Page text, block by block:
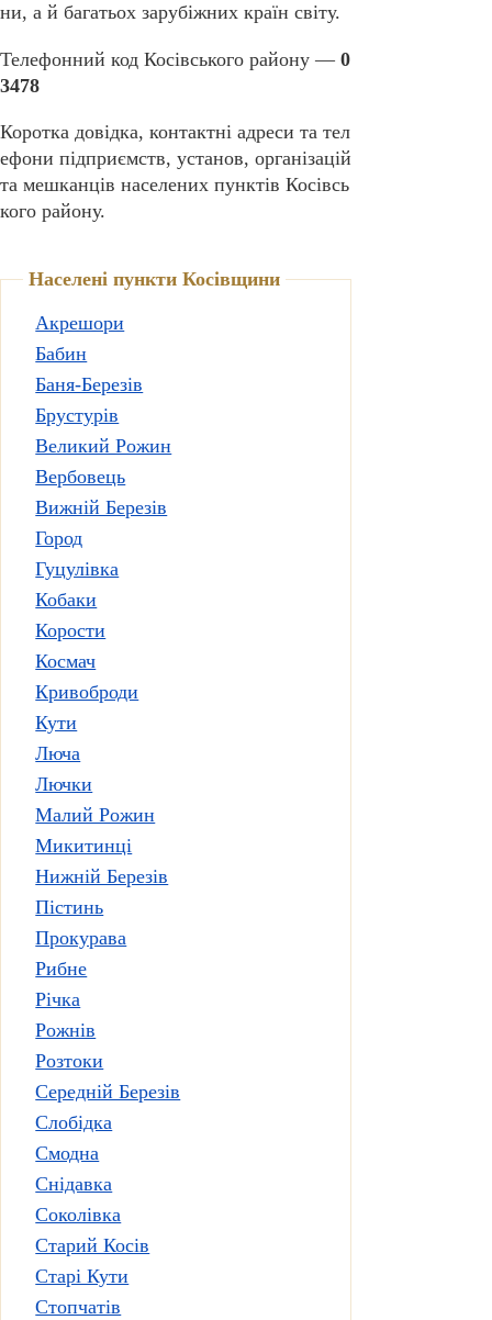
ни, а й багатьох зарубіжних країн світу.
Телефонний код Косівського району — 0
3478
Коротка довідка, контактні адреси та тел
ефони підприємств, установ, організацій
та мешканців населених пунктів Косівсь
кого району.
Населені пункти Косівщини
Акрешори
Бабин
Баня-Березів
Брустурів
Великий Рожин
Вербовець
Вижній Березів
Город
Гуцулівка
Кобаки
Корости
Космач
Кривоброди
Кути
Люча
Лючки
Малий Рожин
Микитинці
Нижній Березів
Пістинь
Прокурава
Рибне
Річка
Рожнів
Розтоки
Середній Березів
Слобідка
Смодна
Снідавка
Соколівка
Старий Косів
Старі Кути
Стопчатів